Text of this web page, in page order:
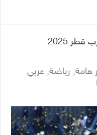
2025
هامة, رياضة, عربي